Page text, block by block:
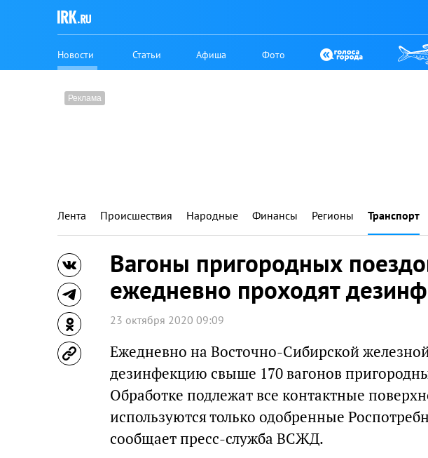
Новости Статьи Афиша Фото
Лента Происшествия Народные Финансы Регионы Транспорт
Вагоны пригородных
ежедневно проходят
23 октября 2020 09:09
Ежедневно на Восточно-Сибирской
дезинфекцию свыше 170 вагонов
Обработке подлежат все контактные
используются только одобренные
сообщает пресс-служба ВСЖД.